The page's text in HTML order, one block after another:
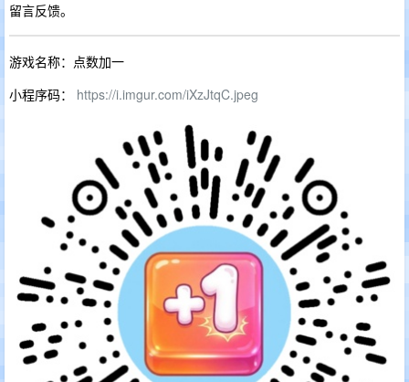
留言反馈。
游戏名称：点数加一
小程序码： https://i.imgur.com/iXzJtqC.jpeg